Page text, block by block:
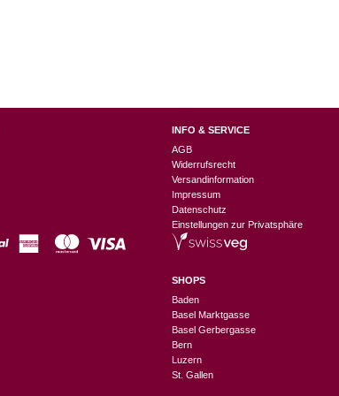
INFO & SERVICE
AGB
Widerrufsrecht
Versandinformation
Impressum
Datenschutz
Einstellungen zur Privatsphäre
SHOPS
Baden
Basel Marktgasse
Basel Gerbergasse
Bern
Luzern
St. Gallen